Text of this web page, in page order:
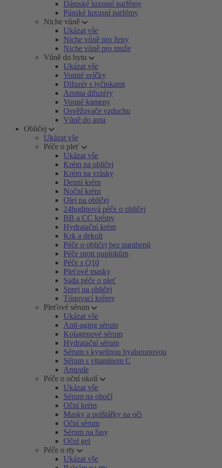
Dámské luxusní parfémy
Pánské luxusní parfémy
Niche vůně
Ukázat vše
Niche vůně pro ženy
Niche vůně pro muže
Vůně do bytu
Ukázat vše
Vonné svíčky
Difuzér s tyčinkami
Aroma difuzéry
Vonné kameny
Osvěžovače vzduchu
Vůně do auta
Obličej
Ukázat vše
Péče o pleť
Ukázat vše
Krém na obličej
Krém na vrásky
Denní krém
Noční krém
Olej na obličej
24hodinová péče o obličej
BB a CC krémy
Hydratační krém
Krk a dekolt
Péče o obličej bez parabenů
Péče proti pupínkům
Péče s Q10
Pleťové masky
Sada péče o pleť
Sprej na obličej
Tónovací krémy
Pleťové sérum
Ukázat vše
Anti-aging sérum
Kolagenové sérum
Hydratační sérum
Sérum s kyselinou hyaluronovou
Sérum s vitamínem C
Ampule
Péče o oční okolí
Ukázat vše
Sérum na obočí
Oční krém
Masky a polštářky na oči
Oční sérum
Sérum na řasy
Oční gel
Péče o rty
Ukázat vše